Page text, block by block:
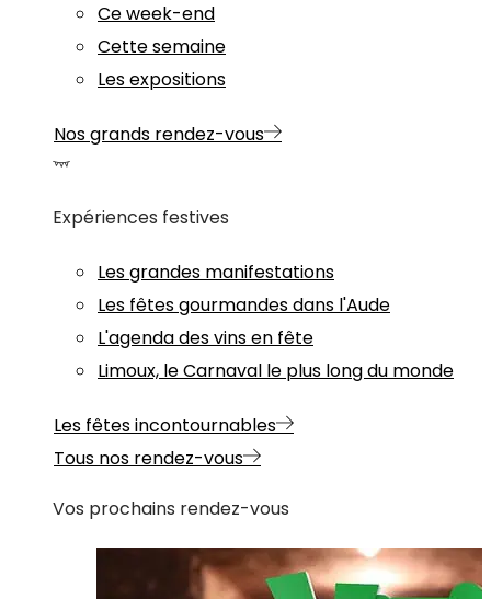
Ce week-end
Cette semaine
Les expositions
Nos grands rendez-vous
Expériences festives
Les grandes manifestations
Les fêtes gourmandes dans l'Aude
L'agenda des vins en fête
Limoux, le Carnaval le plus long du monde
Les fêtes incontournables
Tous nos rendez-vous
Vos prochains rendez-vous